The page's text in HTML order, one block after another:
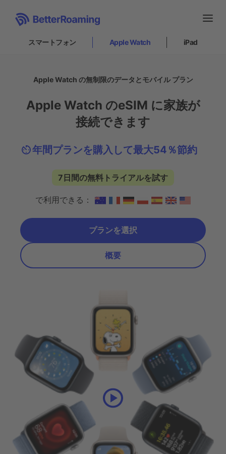
Apple Watch
サポート
ログイン
プランの選択
スマートフォン Apple Watch iPad
Apple Watch の無制限のデータとモバイル プラン
Apple Watch のeSIM に家族が
接続できます
年間プランを購入して最大54％節約
7日間の無料トライアルを試す
で利用できる：
プランを選択
概要